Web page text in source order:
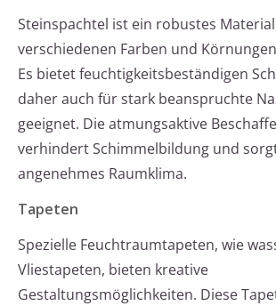
Steinspachtel ist ein robustes
verschiedenen Farben und
Es bietet feuchtigkeitsbeständigen
daher auch für stark beanspruchte
geeignet. Die atmungsaktive
verhindert Schimmelbildung und
angenehmes Raumklima.
Tapeten
Spezielle Feuchtraumtapeten, wie
Vliestapeten, bieten kreative
Gestaltungsmöglichkeiten. Diese